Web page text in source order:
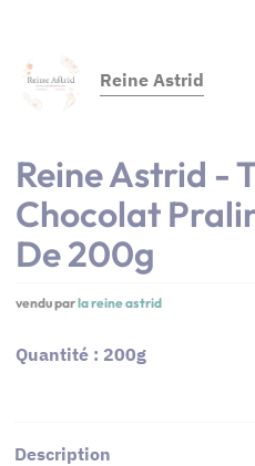
Reine Astrid
Reine Astrid -
Chocolat
De 200g
vendu parla reine astrid
Quantité : 200g
Description